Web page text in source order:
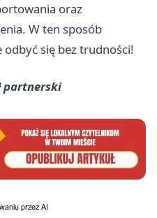
oraz
W ten sposób
się bez trudności!
partnerski